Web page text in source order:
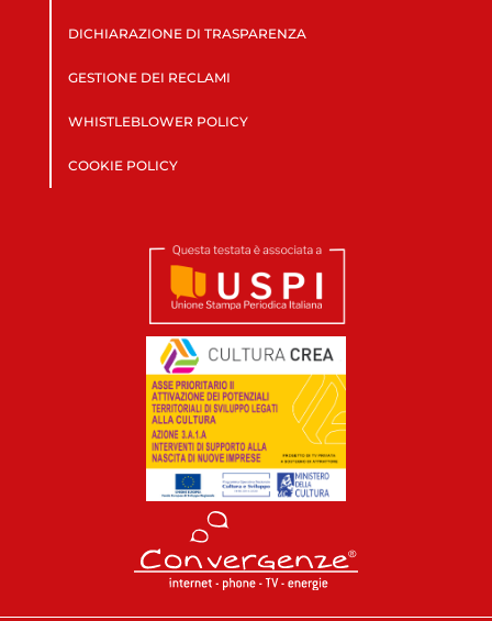
DICHIARAZIONE DI TRASPARENZA
GESTIONE DEI RECLAMI
WHISTLEBLOWER POLICY
COOKIE POLICY